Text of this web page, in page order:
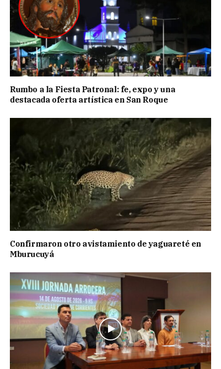
Rumbo a la Fiesta Patronal: fe, expo y una
destacada oferta artística en San Roque
Confirmaron otro avistamiento de yaguareté en
Mburucuyá